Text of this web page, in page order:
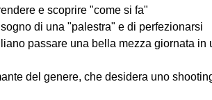
e scoprire "come si fa"
di una "palestra" e di perfezionarsi
passare una bella mezza giornata in
del genere, che desidera uno